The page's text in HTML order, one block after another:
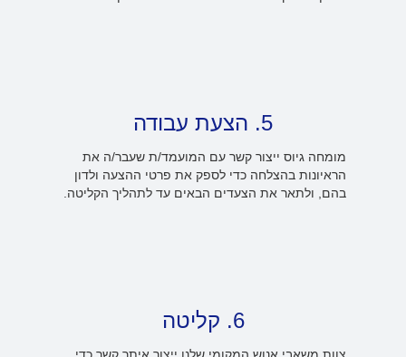
5. הצעת עבודה
מומחה גיוס ייצור קשר עם המועמד/ת שעבר/ה את
הראיונות בהצלחה כדי לספק את פרטי ההצעה ולדון
בהם, ולתאר את הצעדים הבאים עד לתהליך הקליטה.
6. קליטה